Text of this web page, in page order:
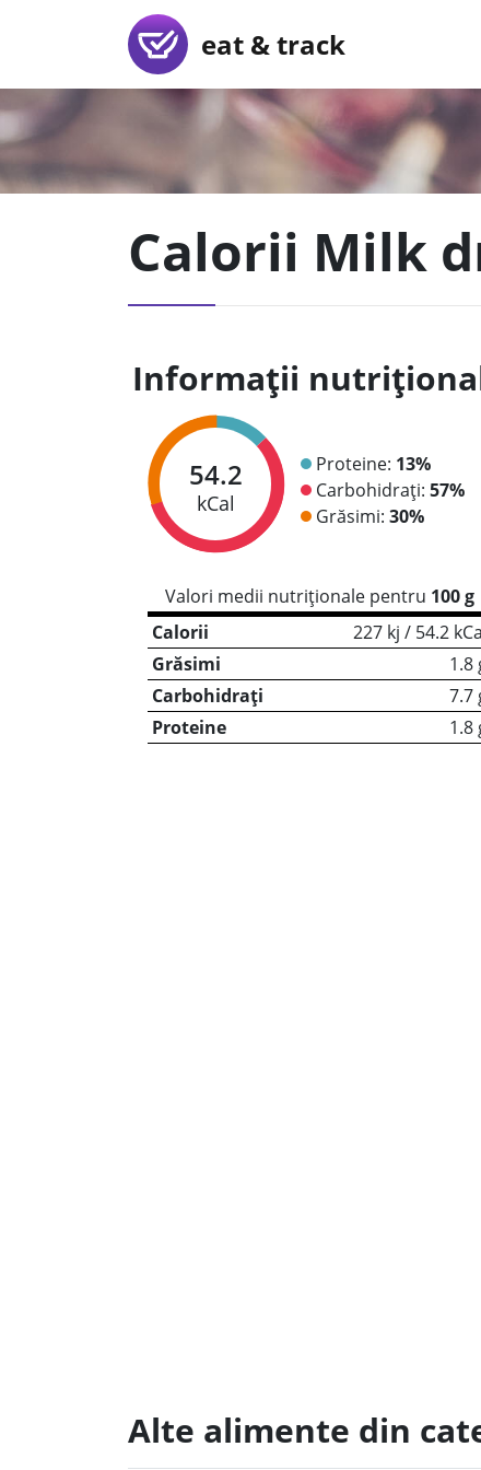
eat & track
Calorii Milk
Informații
54.2
kCal
Proteine: 13%
Carbohidrați: 57%
Grăsimi: 30%
Valori medii nutriționale pentru 100 g
Calorii
227 kj / 54.2
Grăsimi
1.8
Carbohidrați
7.7
Proteine
1.8
Alte alimente din